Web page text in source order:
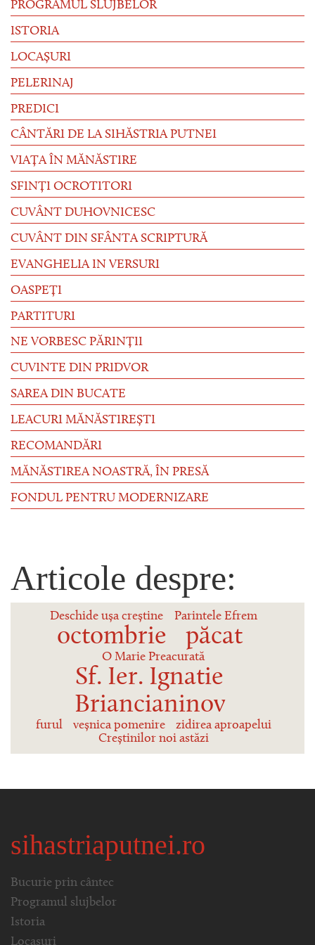
PROGRAMUL SLUJBELOR
ISTORIA
LOCAȘURI
PELERINAJ
PREDICI
CÂNTĂRI DE LA SIHĂSTRIA PUTNEI
VIAȚA ÎN MĂNĂSTIRE
SFINȚI OCROTITORI
CUVÂNT DUHOVNICESC
CUVÂNT DIN SFÂNTA SCRIPTURĂ
EVANGHELIA IN VERSURI
OASPEȚI
PARTITURI
NE VORBESC PĂRINȚII
CUVINTE DIN PRIDVOR
SAREA DIN BUCATE
LEACURI MĂNĂSTIREȘTI
RECOMANDĂRI
MĂNĂSTIREA NOASTRĂ, ÎN PRESĂ
FONDUL PENTRU MODERNIZARE
Articole despre:
Deschide ușa creștine Parintele Efrem
octombrie păcat
O Marie Preacurată
Sf. Ier. Ignatie
Briancianinov
furul veșnica pomenire
zidirea aproapelui
Creștinilor noi astăzi
sihastriaputnei.ro
Bucurie prin cântec
Programul slujbelor
Istoria
Locașuri